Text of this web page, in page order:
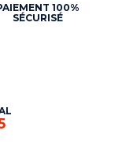
100%
SÉCURISÉ